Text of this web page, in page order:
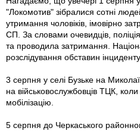
"Локомотив" зібралися сотні
утримання чоловіків, імовірно
СП. За словами очевидців,
та проводила затримання.
розслідування обставин
3 серпня у селі Бузьке на
на військовослужбовців ТЦК,
мобілізацію.
5 серпня до Черкаського